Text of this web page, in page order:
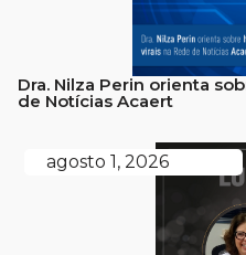
Dra. Nilza Perin orienta
de Notícias Acaert
agosto 1, 2026